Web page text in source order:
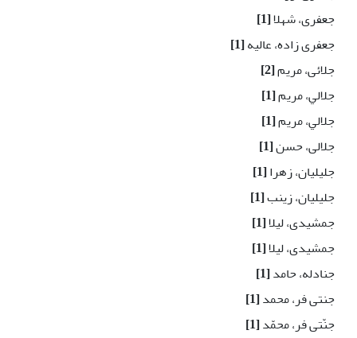
جعفری، شهلا[1]
جعفری زاده، عالیه[1]
جلائی، مریم[2]
جلالي، مريم[1]
جلالي، مریم[1]
جلالی، حسن[1]
جلیلیان، زهرا[1]
جلیلیان، زینب[1]
جمشیدی، لیلا[1]
جمشیدی، لیلا[1]
جنادله، حامد[1]
جنتی فر، محمد[1]
جنّتی فر، محمّد[1]